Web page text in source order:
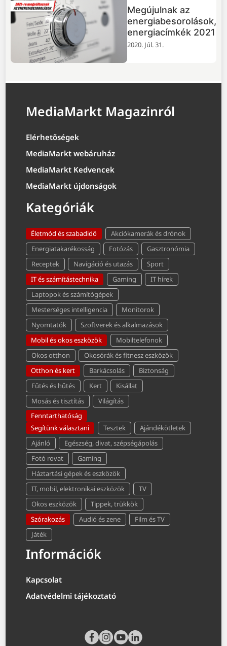
Megújulnak az
energiabesorolások,
energiacímkék 2021
2020. Júl. 31.
MediaMarkt Magazinról
Elérhetőségek
MediaMarkt webáruház
MediaMarkt Kedvencek
MediaMarkt újdonságok
Kategóriák
Életmód és szabadidő
Akciókamerák és drónok
Energiatakarékosság
Fotózás
Gasztronómia
Receptek
Navigáció és utazás
Sport
IT és számítástechnika
Gaming
IT hírek
Laptopok és számítógépek
Mesterséges intelligencia
Monitorok
Nyomtatók
Szoftverek és alkalmazások
Mobil és okos eszközök
Mobiltelefonok
Okos otthon
Okosórák és fitnesz eszközök
Otthon és kert
Barkácsolás
Biztonság
Fűtés és hűtés
Kert
Kisállat
Mosás és tisztítás
Világítás
Fenntarthatóság
Segítünk választani
Tesztek
Ajándékötletek
Ajánló
Egészség, divat, szépségápolás
Fotó rovat
Gaming
Háztartási gépek és eszközök
IT, mobil, elektronikai eszközök
TV
Okos eszközök
Tippek, trükkök
Szórakozás
Audió és zene
Film és TV
Játék
Információk
Kapcsolat
Adatvédelmi tájékoztató